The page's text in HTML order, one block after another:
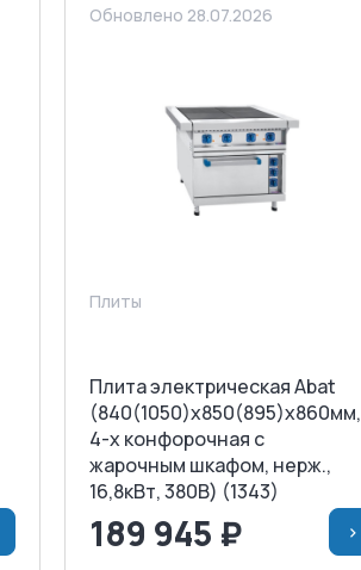
Обновлено 28.07.2026
Плиты
Плита электрическая Abat
(840(1050)x850(895)x860мм,
4-х конфорочная с
жарочным шкафом, нерж.,
16,8кВт, 380В) (1343)
189 945 ₽ >